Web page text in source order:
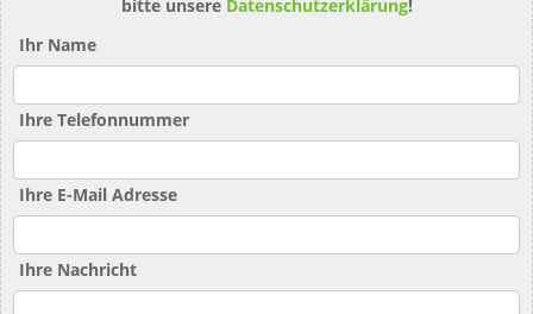
bitte unsere Datenschutzerklärung!
Ihr Name
Ihre Telefonnummer
Ihre E-Mail Adresse
Ihre Nachricht